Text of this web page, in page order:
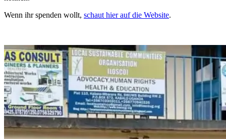
Wenn ihr spenden wollt, schaut hier auf die Website.